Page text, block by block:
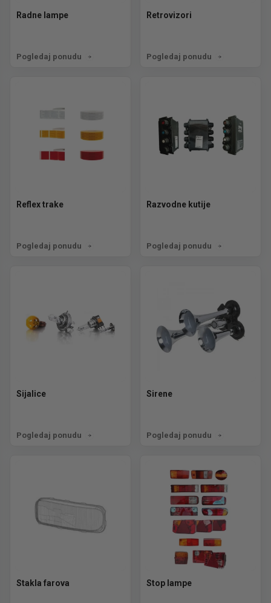
Radne lampe
Pogledaj ponudu
Retrovizori
Pogledaj ponudu
Reflex trake
Pogledaj ponudu
Razvodne kutije
Pogledaj ponudu
Sijalice
Pogledaj ponudu
Sirene
Pogledaj ponudu
Stakla farova Stop lampe